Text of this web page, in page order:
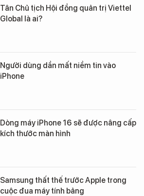
Tân Chủ tịch Hội đồng quản trị Viettel
Global là ai?
Người dùng dần mất niềm tin vào
iPhone
Dòng máy iPhone 16 sẽ được nâng cấp
kích thước màn hình
Samsung thất thế trước Apple trong
cuộc đua máy tính bảng